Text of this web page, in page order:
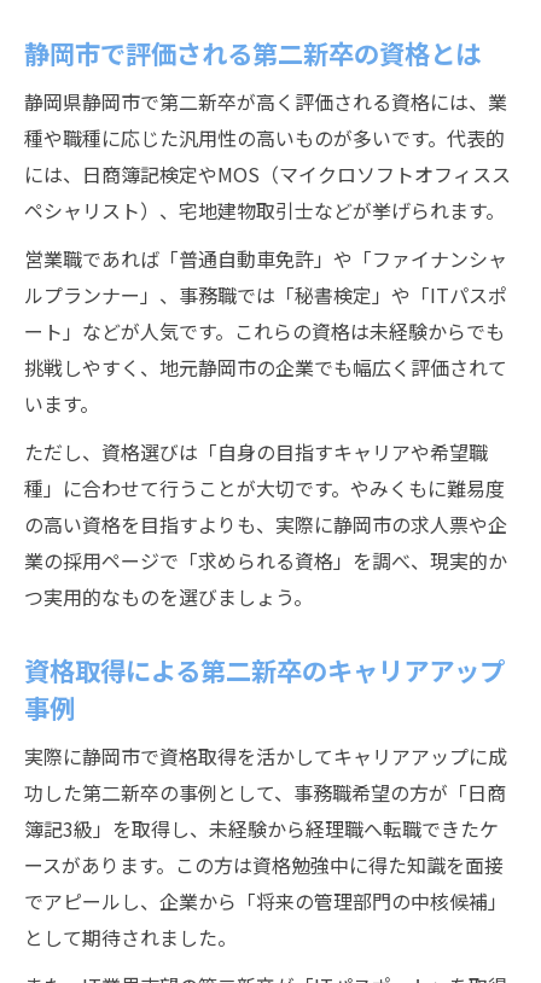
静岡市で評価される第二新卒の資格とは
静岡県静岡市で第二新卒が高く評価される資格には、業
種や職種に応じた汎用性の高いものが多いです。代表的
には、日商簿記検定やMOS（マイクロソフトオフィスス
ペシャリスト）、宅地建物取引士などが挙げられます。
営業職であれば「普通自動車免許」や「ファイナンシャ
ルプランナー」、事務職では「秘書検定」や「ITパスポ
ート」などが人気です。これらの資格は未経験からでも
挑戦しやすく、地元静岡市の企業でも幅広く評価されて
います。
ただし、資格選びは「自身の目指すキャリアや希望職
種」に合わせて行うことが大切です。やみくもに難易度
の高い資格を目指すよりも、実際に静岡市の求人票や企
業の採用ページで「求められる資格」を調べ、現実的か
つ実用的なものを選びましょう。
資格取得による第二新卒のキャリアアップ
事例
実際に静岡市で資格取得を活かしてキャリアアップに成
功した第二新卒の事例として、事務職希望の方が「日商
簿記3級」を取得し、未経験から経理職へ転職できたケ
ースがあります。この方は資格勉強中に得た知識を面接
でアピールし、企業から「将来の管理部門の中核候補」
として期待されました。